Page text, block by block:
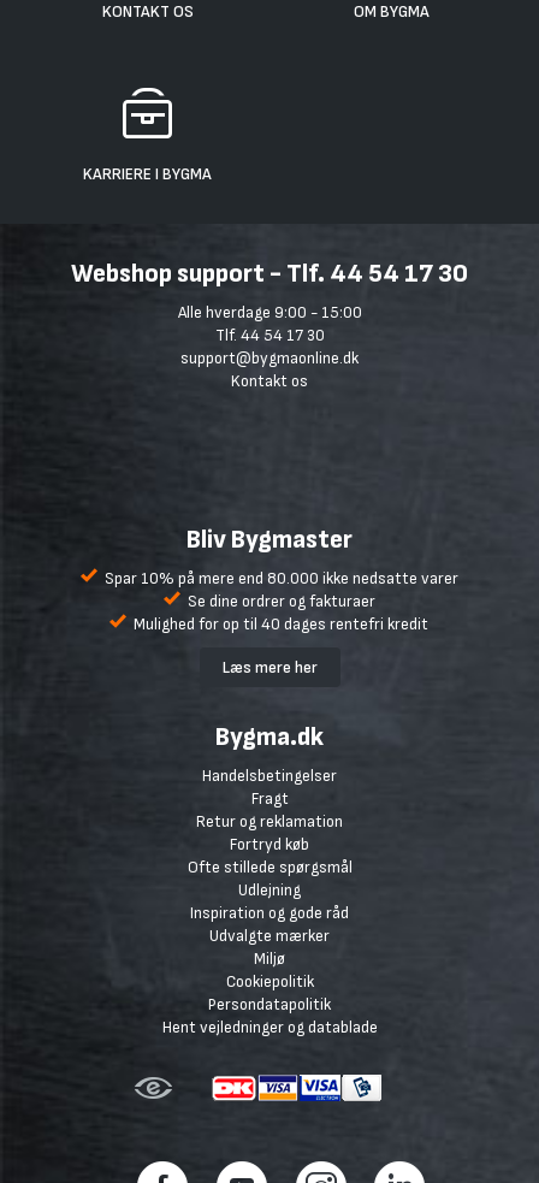
KONTAKT OS OM BYGMA
KARRIERE I BYGMA
Webshop support - Tlf. 44 54 17 30
Alle hverdage 9:00 - 15:00
Tlf. 44 54 17 30
support@bygmaonline.dk
Kontakt os
Bliv Bygmaster
Spar 10% på mere end 80.000 ikke nedsatte varer
Se dine ordrer og fakturaer
Mulighed for op til 40 dages rentefri kredit
Læs mere her
Bygma.dk
Handelsbetingelser
Fragt
Retur og reklamation
Fortryd køb
Ofte stillede spørgsmål
Udlejning
Inspiration og gode råd
Udvalgte mærker
Miljø
Cookiepolitik
Persondatapolitik
Hent vejledninger og datablade